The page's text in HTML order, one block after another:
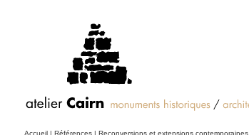
Accueil | Références | Reconversions et extensions contemporaines